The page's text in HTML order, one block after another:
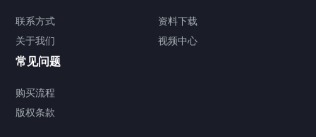
签署类文件海牙认证程序费用
视频中心
联系方式
关于我们
资料下载
视频中心
常见问题
购买流程
版权条款